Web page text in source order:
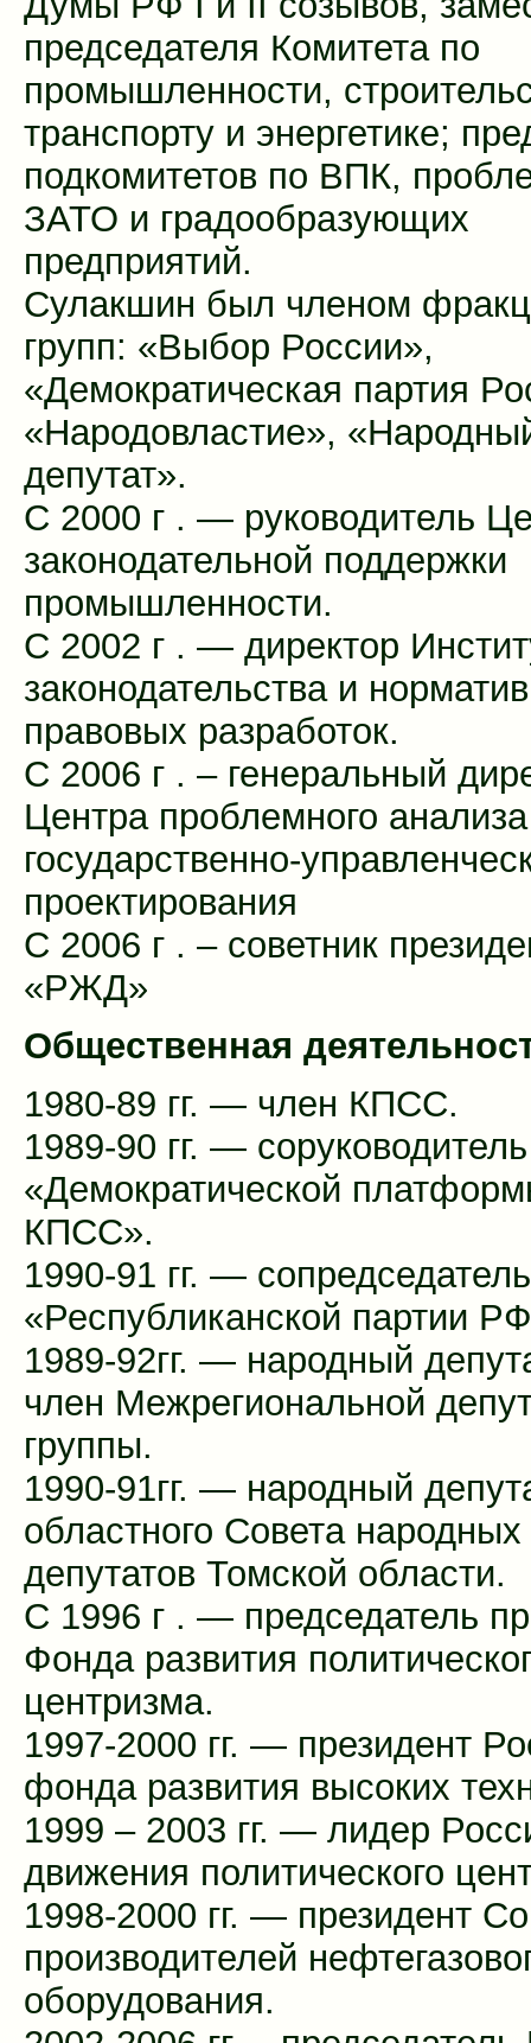
председателя Комитета по
промышленности,
транспорту и энергетике;
подкомитетов по ВПК,
ЗАТО и градообразующих
предприятий.
Сулакшин был членом
групп: «Выбор России»,
«Демократическая партия
«Народовластие»,
депутат».
С 2000 г . — руководитель
законодательной поддержки
промышленности.
С 2002 г . — директор
законодательства и
правовых разработок.
С 2006 г . – генеральный
Центра проблемного
государственно-
проектирования
С 2006 г . – советник
«РЖД»
Общественная
1980-89 гг. — член КПСС.
1989-90 гг. — соруководитель
«Демократической
КПСС».
1990-91 гг. — сопредседатель
«Республиканской партии
1989-92гг. — народный
член Межрегиональной
группы.
1990-91гг. — народный
областного Совета народных
депутатов Томской области.
С 1996 г . — председатель
Фонда развития
центризма.
1997-2000 гг. — президент
фонда развития высоких
1999 – 2003 гг. — лидер
движения политического
1998-2000 гг. — президент
производителей
оборудования.